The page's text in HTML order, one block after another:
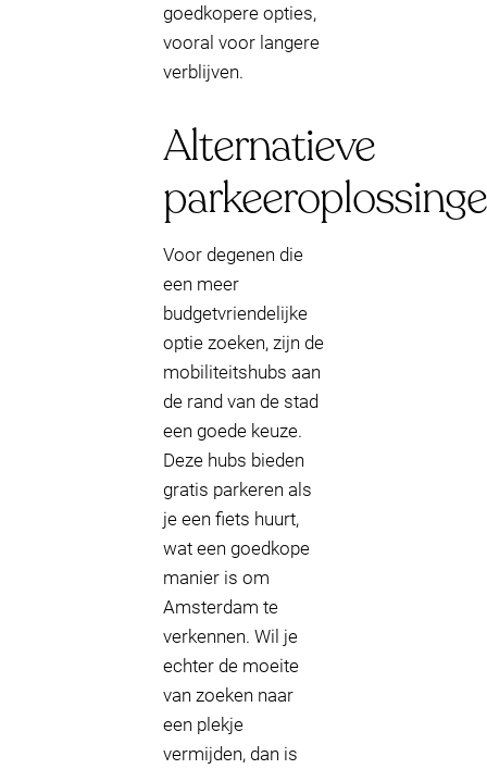
goedkopere opties,
vooral voor langere
verblijven.
Alternatieve
Voor degenen die
een meer
budgetvriendelijke
optie zoeken, zijn de
mobiliteitshubs aan
de rand van de stad
een goede keuze.
Deze hubs bieden
gratis parkeren als
je een fiets huurt,
wat een goedkope
manier is om
Amsterdam te
verkennen. Wil je
echter de moeite
van zoeken naar
een plekje
vermijden, dan is